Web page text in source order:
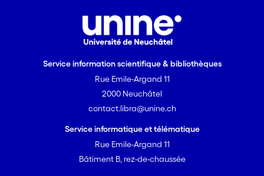
Service information scientifique & bibliothèques
Rue Emile-Argand 11
2000 Neuchâtel
contact.libra@unine.ch
Service informatique et télématique
Rue Emile-Argand 11
Bâtiment B, rez-de-chaussée